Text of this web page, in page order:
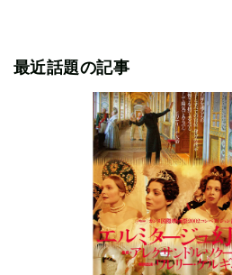
最近話題の記事